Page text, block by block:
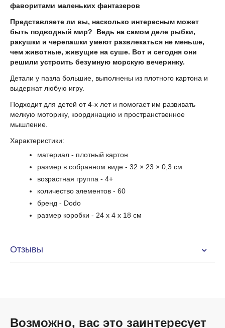
фаворитами маленьких фантазеров
Представляете ли вы, насколько интересным может
быть подводный мир? Ведь на самом деле рыбки,
ракушки и черепашки умеют развлекаться не меньше,
чем животные, живущие на суше. Вот и сегодня они
решили устроить безумную морскую вечеринку.
Детали у пазла большие, выполнены из плотного картона и
выдержат любую игру.
Подходит для детей от 4-х лет и помогает им развивать
мелкую моторику, координацию и пространственное
мышление.
Характеристики:
материал - плотный картон
размер в собранном виде - 32 × 23 × 0,3 см
возрастная группа - 4+
количество элементов - 60
бренд - Dodo
размер коробки - 24 x 4 x 18 cм
Отзывы
Возможно, вас это заинтересует